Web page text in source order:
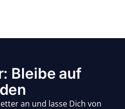
Bleibe auf
an und lasse Dich von